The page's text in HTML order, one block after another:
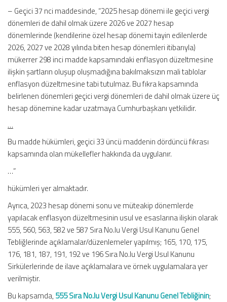
– Geçici 37 nci maddesinde, “2025 hesap dönemi ile geçici vergi
dönemleri de dahil olmak üzere 2026 ve 2027 hesap
dönemlerinde (kendilerine özel hesap dönemi tayin edilenlerde
2026, 2027 ve 2028 yılında biten hesap dönemleri itibarıyla)
mükerrer 298 inci madde kapsamındaki enflasyon düzeltmesine
ilişkin şartların oluşup oluşmadığına bakılmaksızın mali tablolar
enflasyon düzeltmesine tabi tutulmaz. Bu fıkra kapsamında
belirlenen dönemleri geçici vergi dönemleri de dahil olmak üzere üç
hesap dönemine kadar uzatmaya Cumhurbaşkanı yetkilidir.
…
Bu madde hükümleri, geçici 33 üncü maddenin dördüncü fıkrası
kapsamında olan mükellefler hakkında da uygulanır.
…”
hükümleri yer almaktadır.
Ayrıca, 2023 hesap dönemi sonu ve müteakip dönemlerde
yapılacak enflasyon düzeltmesinin usul ve esaslarına ilişkin olarak
555, 560, 563, 582 ve 587 Sıra No.lu Vergi Usul Kanunu Genel
Tebliğlerinde açıklamalar/düzenlemeler yapılmış; 165, 170, 175,
176, 181, 187, 191, 192 ve 196 Sıra No.lu Vergi Usul Kanunu
Sirkülerlerinde de ilave açıklamalara ve örnek uygulamalara yer
verilmiştir.
Bu kapsamda, 555 Sıra No.lu Vergi Usul Kanunu Genel Tebliğinin;